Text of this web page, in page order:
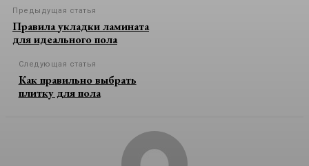
Предыдущая статья
Правила укладки ламината
для идеального пола
Следующая статья
Как правильно выбрать
плитку для пола